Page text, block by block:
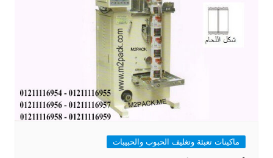
ماكينات تعبئة وتغليف الحبوب والحبيبات